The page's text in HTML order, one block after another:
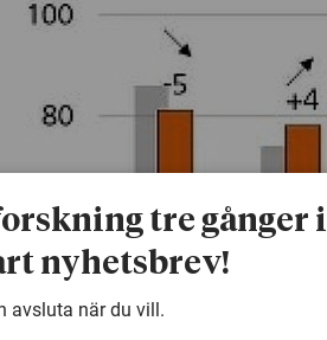
tre gånger i
nyhetsbrev!
avsluta när du vill.